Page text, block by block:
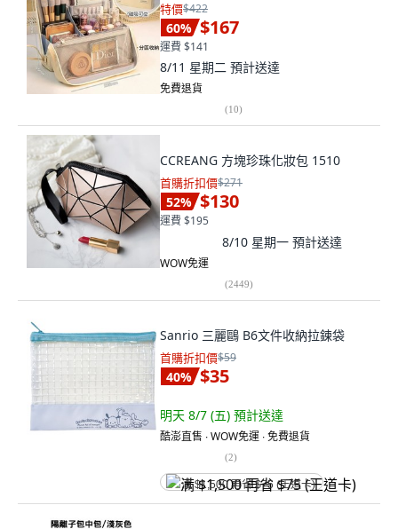
特價$422
60% $167
運費 $141
8/11 星期二 預計送達
免費退貨
(10)
CCREANG 方塊珍珠化妝包 1510
首購折扣價$271
52% $130
運費 $195
8/10 星期一 預計送達
WOW免運
(2449)
Sanrio 三麗鷗 B6文件收納拉鍊袋
首購折扣價$59
40% $35
明天 8/7 (五) 預計送達
酷澎直售 ∙ WOW免運 ∙ 免費退貨
(2)
满 $1,500 再省 $75 (王道卡)